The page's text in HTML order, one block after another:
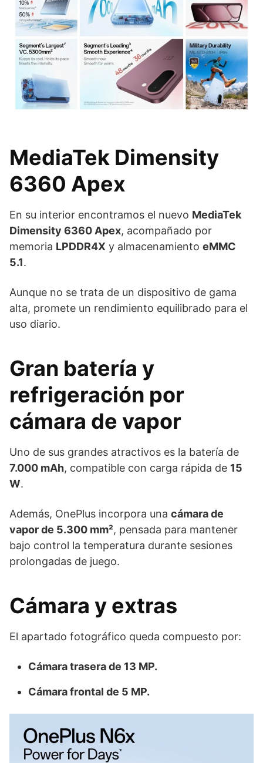
MediaTek Dimensity
6360 Apex
En su interior encontramos el nuevo MediaTek
Dimensity 6360 Apex, acompañado por
memoria LPDDR4X y almacenamiento eMMC
5.1.
Aunque no se trata de un dispositivo de gama
alta, promete un rendimiento equilibrado para el
uso diario.
Gran batería y
refrigeración por
cámara de vapor
Uno de sus grandes atractivos es la batería de
7.000 mAh, compatible con carga rápida de 15
W.
Además, OnePlus incorpora una cámara de
vapor de 5.300 mm², pensada para mantener
bajo control la temperatura durante sesiones
prolongadas de juego.
Cámara y extras
El apartado fotográfico queda compuesto por:
Cámara trasera de 13 MP.
Cámara frontal de 5 MP.